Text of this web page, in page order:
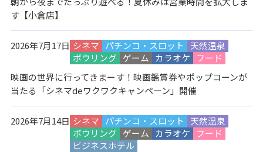
す【小倉店】
2026年7月17日 シネマ パチンコ・スロット
天然温泉
ボウリング ゲーム カラオケ
フード
映画の世界に行ってきまーす！映画鑑賞券やポップコーンが
当たる「シネマdeワクワクキャンペーン」開催
2026年7月14日 シネマ パチンコ・スロット
天然温泉
ボウリング ゲーム カラオケ
フード
ビジネスホテル